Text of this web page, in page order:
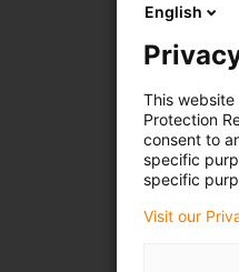
English
This
Protection
consent to
specific
specific
Visit our